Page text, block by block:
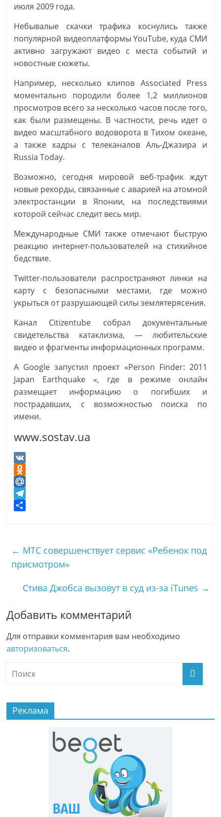
июля 2009 года.
Небывалые скачки трафика коснулись также
популярной видеоплатформы YouTube, куда СМИ
активно загружают видео с места событий и
новостные сюжеты.
Например, несколько клипов Associated Press
моментально породили более 1,2 миллионов
просмотров всего за несколько часов после того,
как были размещены. В частности, речь идет о
видео масштабного водоворота в Тихом океане,
а также кадры с телеканалов Аль-Джазира и
Russia Today.
Возможно, сегодня мировой веб-трафик ждут
новые рекорды, связанные с аварией на атомной
электростанции в Японии, на последствиями
которой сейчас следит весь мир.
Международные СМИ также отмечают быструю
реакцию интернет-пользователей на стихийное
бедствие.
Twitter-пользователи распространяют линки на
карту с безопасными местами, где можно
укрыться от разрушающей силы землятерясения.
Канал Citizentube собрал документальные
свидетельства катаклизма, — любительские
видео и фрагменты информационных программ.
А Google запустил проект «Person Finder: 2011
Japan Earthquake «, где в режиме онлайн
размещает информацию о погибших и
пострадавших, с возможностью поиска по
имени.
www.sostav.ua
V
K
O
d
n
a
s
k
M
a
R
u
T
g
r
р
а
ь
← МТС совершенствует сервис «Ребенок под
присмотром»
Стива Джобса вызовут в суд из-за iTunes →
Добавить комментарий
Для отправки комментария вам необходимо
авторизоваться.
Реклама